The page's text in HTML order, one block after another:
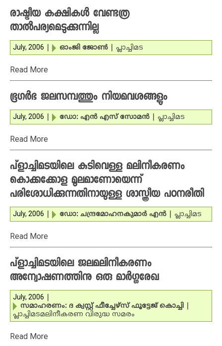
രാഷ്ട്രീയ കക്ഷികള്‍ വേണ്ടത്ര
താല്‍പര്യമെടുക്കുന്നില്ല
July, 2006 ഓംജി ജോണ്‍ പ്ലാച്ചിമട
Read More
ഭൂഗര്‍ഭ ജലസമ്പത്തും നിയമവശങ്ങളും
July, 2006 ഡോ: എന്‍ എസ് സോമന്‍ പ്ലാച്ചിമട
Read More
പ്‌ളാച്ചിമടയിലെ കുടിവെള്ള മലിനീകരണം
കൊക്കക്കോള മൂലമാണോയെന്ന്
പരിശോധിക്കുന്നതിനായുള്ള ശാസ്ത്രീയ പഠനരീതി
July, 2006 ഡോ: ചന്ദ്രമോഹനകുമാര്‍ എന്‍ പ്ലാച്ചിമട
Read More
പ്‌ളാച്ചിമടയിലെ ജലമലിനീകരണം
അന്വോഷണത്തിനു ഒരു മാര്‍ഗ്ഗരേഖ
July, 2006
സമാഹരണം: ദ ക്വസ്റ്റ് ഫീച്ചേഴ്‌സ് ഫൂട്ടേജ് കൊച്ചി
പ്ലാച്ചിമടമലിനീകരണ വിരുദ്ധ സമരം
Read More